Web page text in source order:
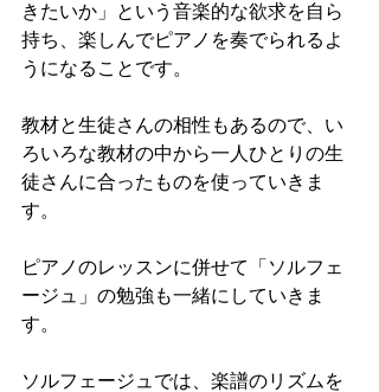
きたいか」という音楽的な欲求を自ら
持ち、 楽しんでピアノを奏でられるよ
うになることです。
教材と生徒さんの相性もあるので、い
ろいろな教材の中から一人ひとりの生
徒さんに合ったものを使っていきま
す。
ピアノのレッスンに併せて「ソルフェ
ージュ」の勉強も一緒にしていきま
す。
ソルフェージュでは、楽譜のリズムを